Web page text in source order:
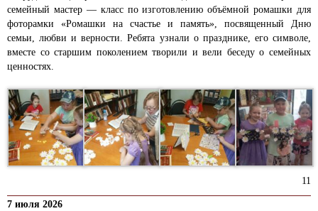
семейный мастер — класс по изготовлению объёмной ромашки для
фоторамки «Ромашки на счастье и память», посвященный Дню
семьи, любви и верности. Ребята узнали о празднике, его символе,
вместе со старшим поколением творили и вели беседу о семейных
ценностях.
11
7 июля 2026